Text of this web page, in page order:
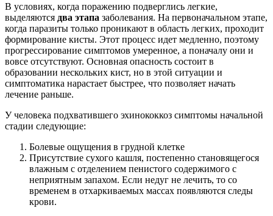
В условиях, когда поражению подверглись легкие,
выделяются два этапа заболевания. На первоначальном этапе,
когда паразиты только проникают в область легких, проходит
формирование кисты. Этот процесс идет медленно, поэтому
прогрессирование симптомов умеренное, а поначалу они и
вовсе отсутствуют. Основная опасность состоит в
образовании нескольких кист, но в этой ситуации и
симптоматика нарастает быстрее, что позволяет начать
лечение раньше.
У человека подхватившего эхинококкоз симптомы начальной
стадии следующие:
Болевые ощущения в грудной клетке
Присутствие сухого кашля, постепенно становящегося
влажным с отделением пенистого содержимого с
неприятным запахом. Если недуг не лечить, то со
временем в отхаркиваемых массах появляются следы
крови.